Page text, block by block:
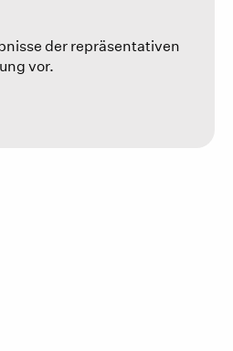
der repräsentativen
vor.